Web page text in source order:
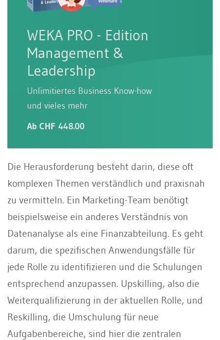
WEKA PRO - Edition
Management &
Leadership
Unlimitiertes Business Know-how
und vieles mehr
Ab CHF 448.00
Die Herausforderung besteht darin, diese oft
komplexen Themen verständlich und praxisnah
zu vermitteln. Ein Marketing-Team benötigt
beispielsweise ein anderes Verständnis von
Datenanalyse als eine Finanzabteilung. Es geht
darum, die spezifischen Anwendungsfälle für
jede Rolle zu identifizieren und die Schulungen
entsprechend anzupassen. Upskilling, also die
Weiterqualifizierung in der aktuellen Rolle, und
Reskilling, die Umschulung für neue
Aufgabenbereiche, sind hier die zentralen